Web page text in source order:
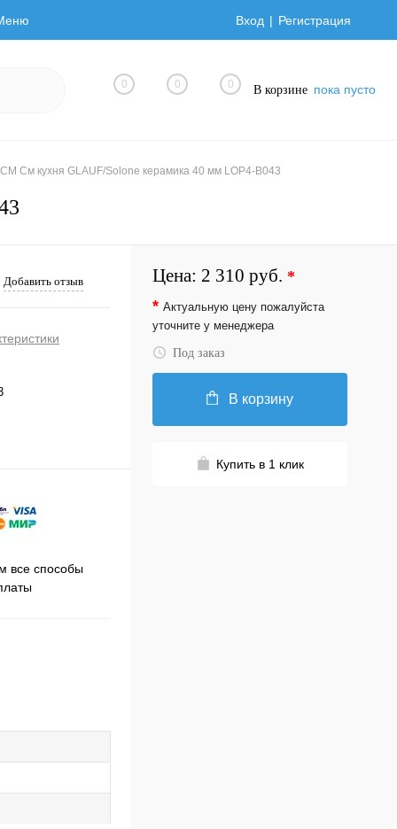
Вход Регистрация
0 0 0 В корзине пока пусто
СМ См кухня GLAUF/Solone керамика 40 мм LOP4-B043
Добавить отзыв
все способы
Цена: 2 310 руб. *
* Актуальную цену пожалуйста
уточните у менеджера
Под заказ
В корзину
Купить в 1 клик